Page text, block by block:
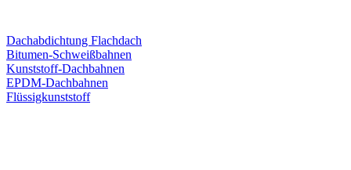
Dachabdichtung Flachdach
Bitumen-Schweißbahnen
Kunststoff-Dachbahnen
EPDM-Dachbahnen
Flüssigkunststoff